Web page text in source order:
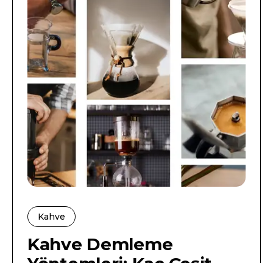
hangi sırları sakladığını merak ediyorsunuz.
Yazar: Berat Koç
Kahve
Kahve Demleme